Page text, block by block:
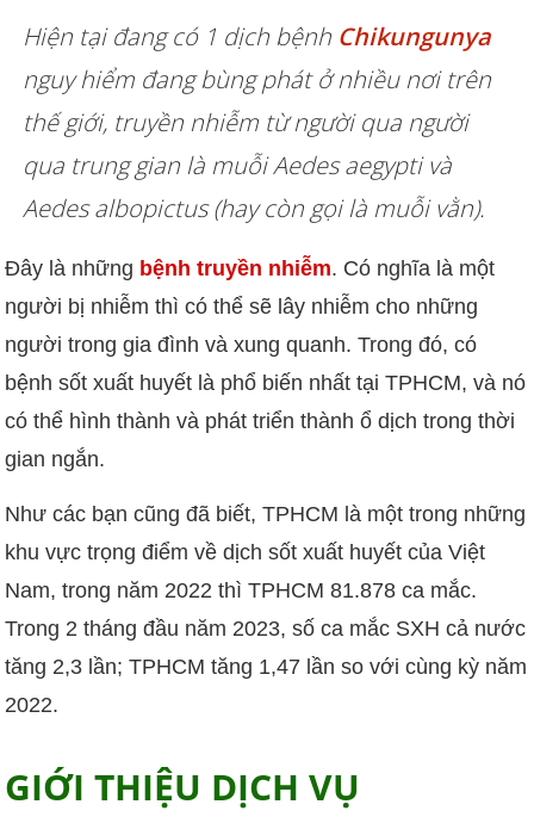
Hiện tại đang có 1 dịch bệnh Chikungunya
nguy hiểm đang bùng phát ở nhiều nơi trên
thế giới, truyền nhiễm từ người qua người
qua trung gian là muỗi Aedes aegypti và
Aedes albopictus (hay còn gọi là muỗi vằn).
Đây là những bệnh truyền nhiễm. Có nghĩa là một
người bị nhiễm thì có thể sẽ lây nhiễm cho những
người trong gia đình và xung quanh. Trong đó, có
bệnh sốt xuất huyết là phổ biến nhất tại TPHCM, và nó
có thể hình thành và phát triển thành ổ dịch trong thời
gian ngắn.
Như các bạn cũng đã biết, TPHCM là một trong những
khu vực trọng điểm về dịch sốt xuất huyết của Việt
Nam, trong năm 2022 thì TPHCM 81.878 ca mắc.
Trong 2 tháng đầu năm 2023, số ca mắc SXH cả nước
tăng 2,3 lần; TPHCM tăng 1,47 lần so với cùng kỳ năm
2022.
GIỚI THIỆU DỊCH VỤ